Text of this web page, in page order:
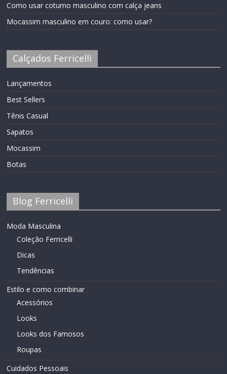
Como usar coturno masculino com calça jeans
Mocassim masculino em couro: como usar?
Calçados Ferricelli
Lançamentos
Best Sellers
Tênis Casual
Sapatos
Mocassim
Botas
Blog Ferricelli
Moda Masculina
Coleção Ferricelli
Dicas
Tendências
Estilo e como combinar
Acessórios
Looks
Looks dos Famosos
Roupas
Cuidados Pessoais